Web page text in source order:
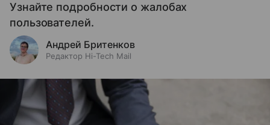
Узнайте подробности о жалобах
пользователей.
Андрей Бритенков
Редактор Hi-Tech Mail